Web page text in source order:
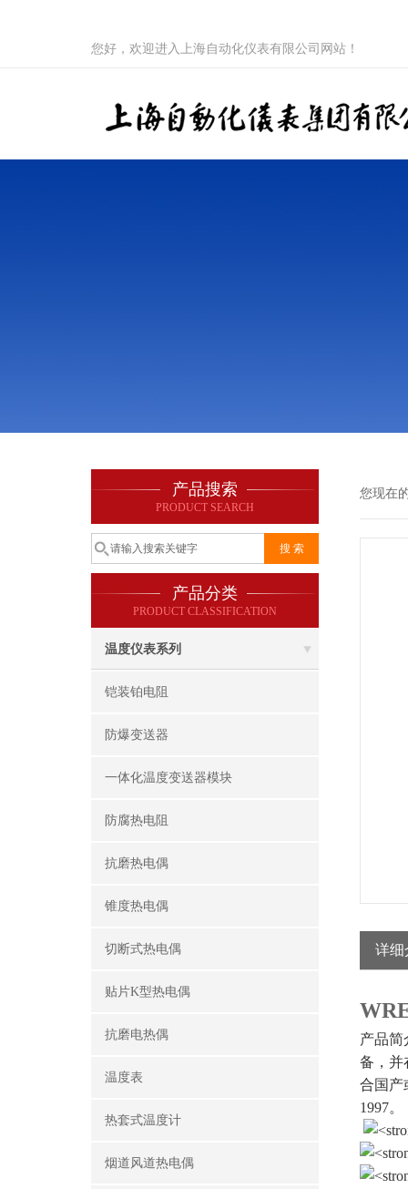
您好，欢迎进入上海自动化仪表有限公司网站！
产品搜索
PRODUCT SEARCH
产品分类
PRODUCT CLASSIFICATION
温度仪表系列
铠装铂电阻
防爆变送器
一体化温度变送器模块
防腐热电阻
抗磨热电偶
锥度热电偶
切断式热电偶
贴片K型热电偶
抗磨电热偶
温度表
热套式温度计
烟道风道热电偶
您现在
详细
产品简
备，并
合国产
1997。